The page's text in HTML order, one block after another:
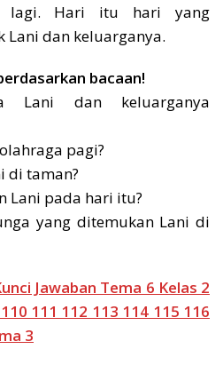
lagi. Hari itu hari yang
dan keluarganya.
bacaan!
dan keluarganya
pagi?
di taman?
Lani pada hari itu?
yang ditemukan Lani di
Jawaban Tema 6 Kelas 2
111 112 113 114 115 116
3